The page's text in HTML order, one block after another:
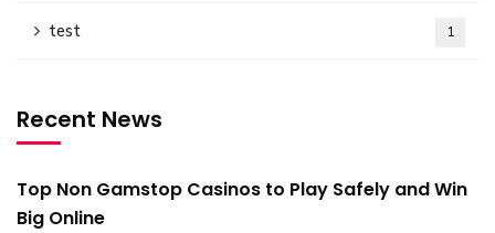
test 1
Recent News
Top Non Gamstop Casinos to Play Safely and Win
Big Online